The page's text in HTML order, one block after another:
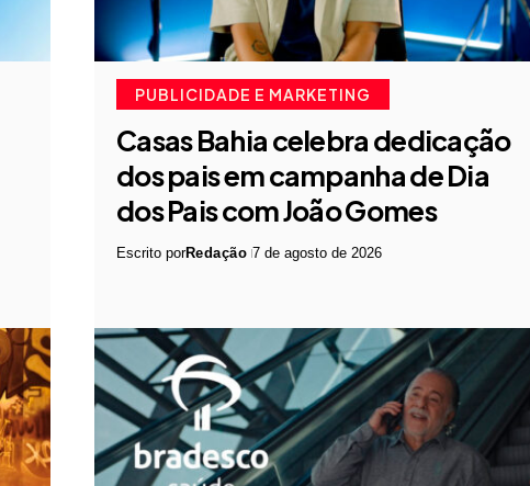
PUBLICIDADE E MARKETING
Casas Bahia celebra dedicação
dos pais em campanha de Dia
dos Pais com João Gomes
Escrito porRedação 7 de agosto de 2026